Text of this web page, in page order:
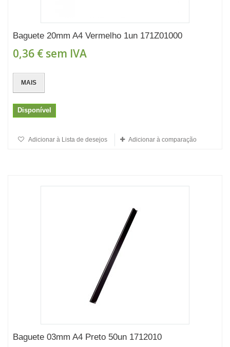
Baguete 20mm A4 Vermelho 1un 171Z01000
0,36 € sem IVA
MAIS
Disponível
Adicionar à Lista de desejos Adicionar à comparação
Baguete 03mm A4 Preto 50un 1712010